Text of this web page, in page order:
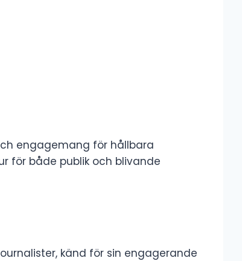
engagemang för hållbara
för både publik och blivande
känd för sin engagerande